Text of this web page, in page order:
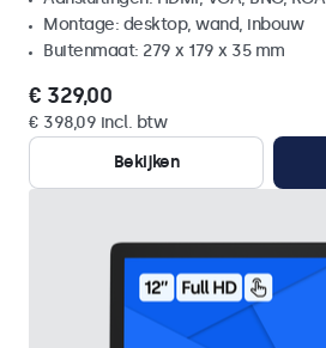
Montage: desktop, wand, inbouw
Buitenmaat: 279 x 179 x 35 mm
€ 329,00
€ 398,09 incl. btw
Bekijken